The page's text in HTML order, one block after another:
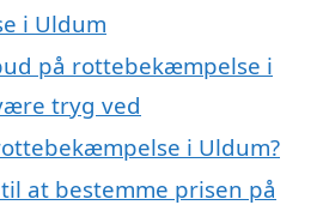
i Uldum
på rottebekæmpelse i
tryg ved
i Uldum?
at bestemme prisen på